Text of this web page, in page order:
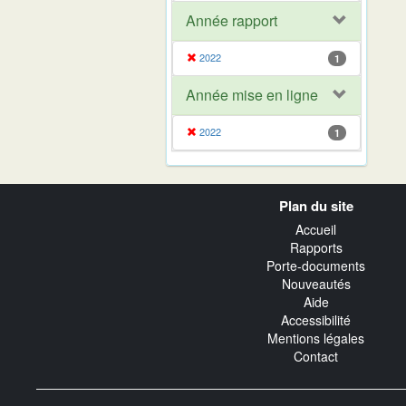
Année rapport
2022 1
Année mise en ligne
2022 1
Plan du site
Accueil
Rapports
Porte-documents
Nouveautés
Aide
Accessibilité
Mentions légales
Contact